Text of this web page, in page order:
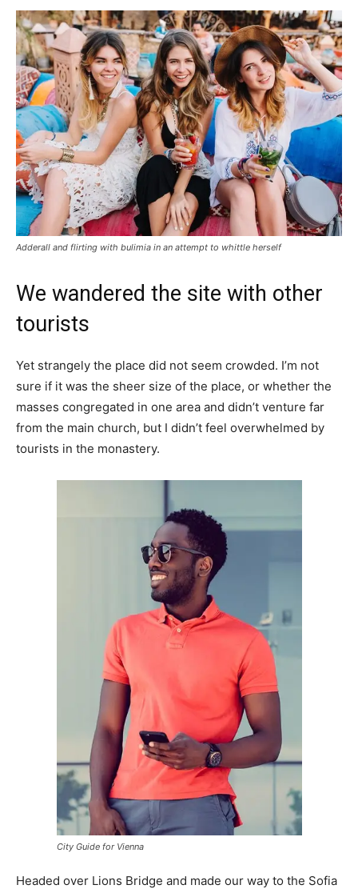
Adderall and flirting with bulimia in an attempt to whittle herself
We wandered the site with other
tourists
Yet strangely the place did not seem crowded. I’m not
sure if it was the sheer size of the place, or whether the
masses congregated in one area and didn’t venture far
from the main church, but I didn’t feel overwhelmed by
tourists in the monastery.
City Guide for Vienna
Headed over Lions Bridge and made our way to the Sofia